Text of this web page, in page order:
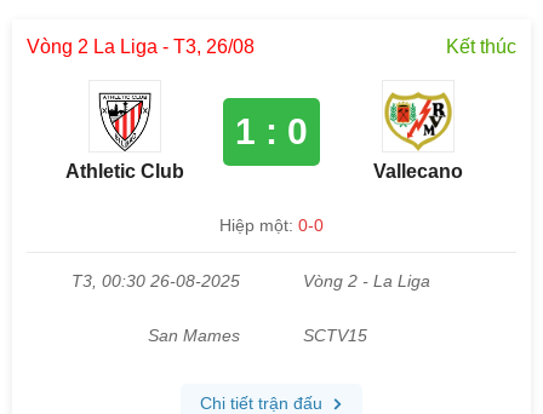
Vòng 2 La Liga - T3, 26/08 Kết thúc
Athletic Club
1 : 0
Vallecano
Hiệp một: 0-0
T3, 00:30 26-08-2025 Vòng 2 - La Liga
San Mames SCTV15
Chi tiết trận đấu